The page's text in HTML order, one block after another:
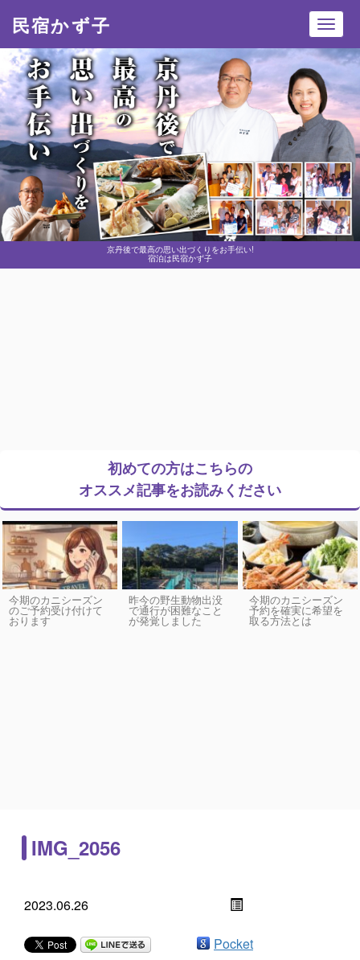
京丹後で最高の思い出づくりをお手伝い!
宿泊は民宿かず子
民宿かず子
初めての方はこちらの
オススメ記事をお読みください
今期のカニシーズン
のご予約受け付けて
おります
昨今の野生動物出没
で通行が困難なこと
が発覚しました
今期のカニシーズン
予約を確実に希望を
取る方法とは
IMG_2056
2023.06.26
Pocket